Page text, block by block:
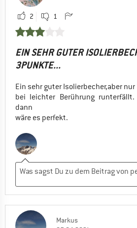
2 1
EIN SEHR GUTER
3PUNKTE...
Ein sehr guter Isolierbecher,aber
bei leichter Berührung runterfällt.
dann
wäre es perfekt.
Markus